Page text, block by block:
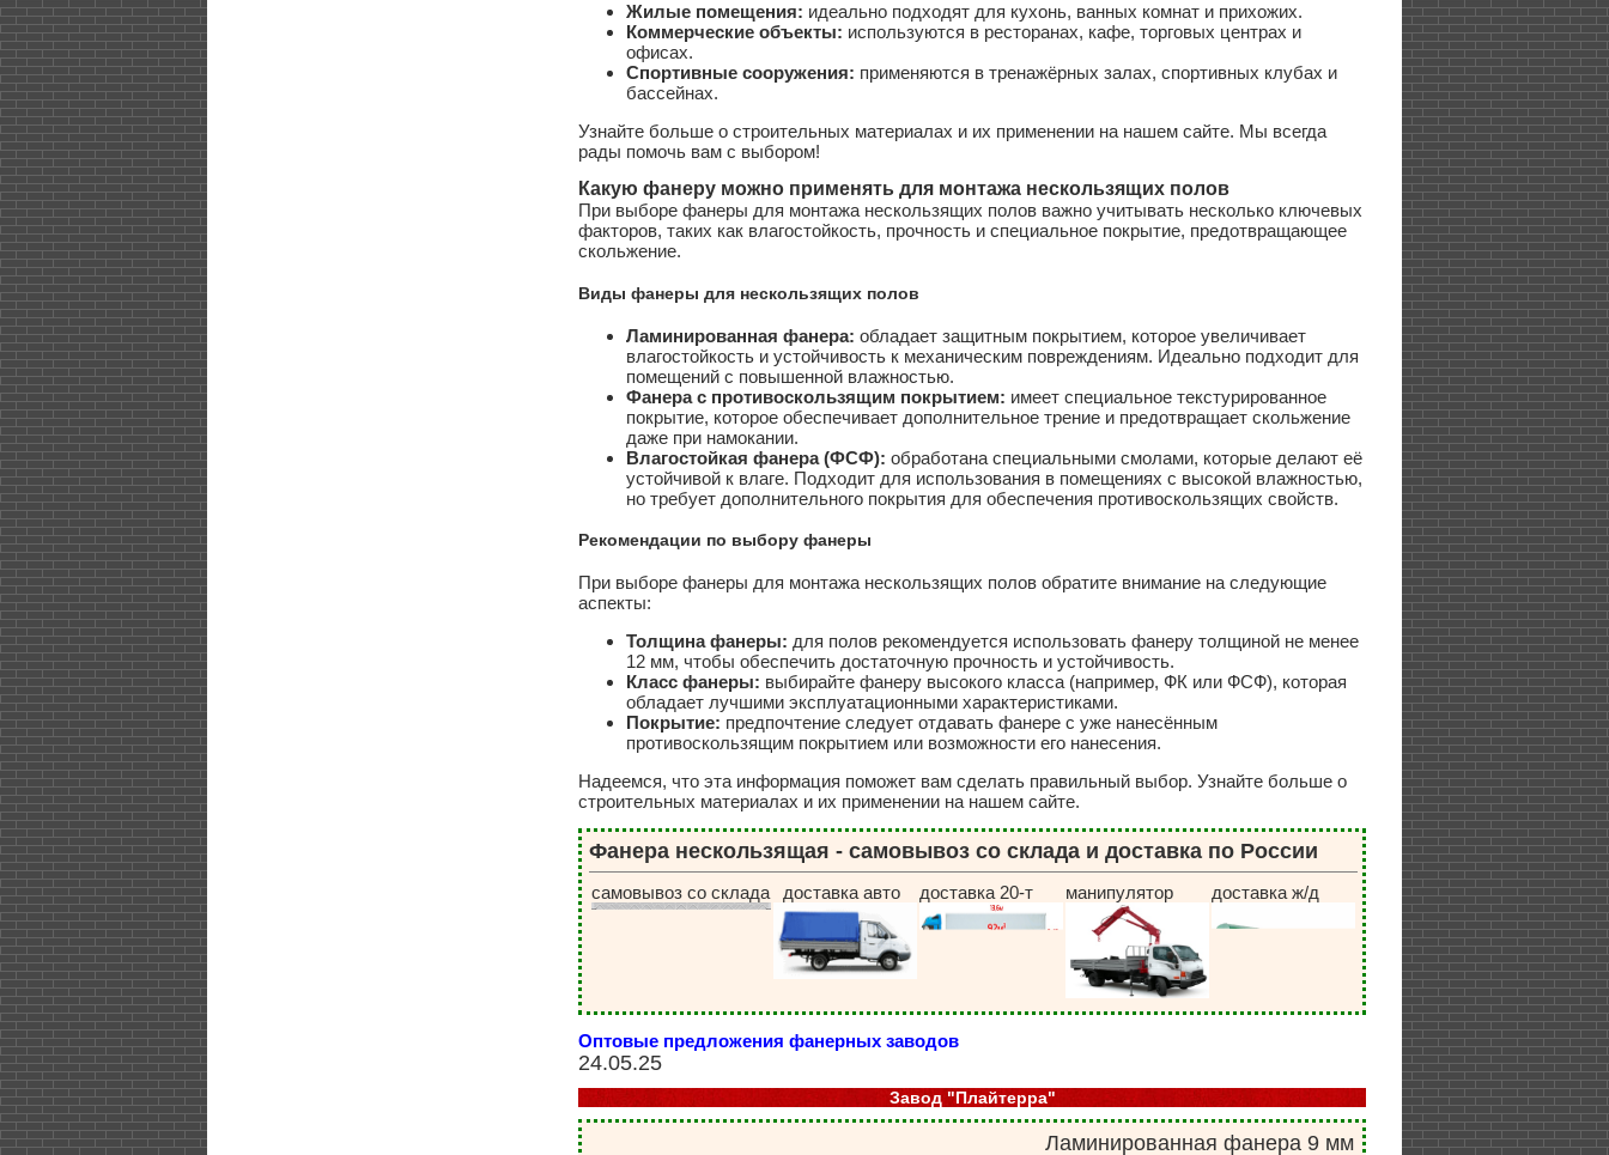
Жилые помещения: идеально подходят для кухонь, ванных комнат и прихожих.
Коммерческие объекты: используются в ресторанах, кафе, торговых центрах и
офисах.
Спортивные сооружения: применяются в тренажёрных залах, спортивных клубах и
бассейнах.
Узнайте больше о строительных материалах и их применении на нашем сайте. Мы всегда
рады помочь вам с выбором!
Какую фанеру можно применять для монтажа нескользящих полов
При выборе фанеры для монтажа нескользящих полов важно учитывать несколько ключевых
факторов, таких как влагостойкость, прочность и специальное покрытие, предотвращающее
скольжение.
Виды фанеры для нескользящих полов
Ламинированная фанера: обладает защитным покрытием, которое увеличивает
влагостойкость и устойчивость к механическим повреждениям. Идеально подходит для
помещений с повышенной влажностью.
Фанера с противоскользящим покрытием: имеет специальное текстурированное
покрытие, которое обеспечивает дополнительное трение и предотвращает скольжение
даже при намокании.
Влагостойкая фанера (ФСФ): обработана специальными смолами, которые делают её
устойчивой к влаге. Подходит для использования в помещениях с высокой влажностью,
но требует дополнительного покрытия для обеспечения противоскользящих свойств.
Рекомендации по выбору фанеры
При выборе фанеры для монтажа нескользящих полов обратите внимание на следующие
аспекты:
Толщина фанеры: для полов рекомендуется использовать фанеру толщиной не менее
12 мм, чтобы обеспечить достаточную прочность и устойчивость.
Класс фанеры: выбирайте фанеру высокого класса (например, ФК или ФСФ), которая
обладает лучшими эксплуатационными характеристиками.
Покрытие: предпочтение следует отдавать фанере с уже нанесённым
противоскользящим покрытием или возможности его нанесения.
Надеемся, что эта информация поможет вам сделать правильный выбор. Узнайте больше о
строительных материалах и их применении на нашем сайте.
Фанера нескользящая - самовывоз со склада и доставка по России
самовывоз со склада доставка авто доставка 20-т манипулятор доставка ж/д
Оптовые предложения фанерных заводов
24.05.25
Завод "Плайтерра"
Ламинированная фанера 9 мм